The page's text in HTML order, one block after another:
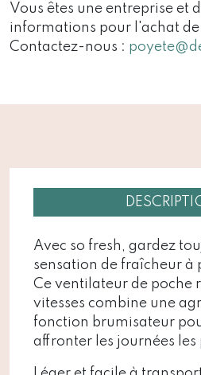
Vous êtes une entreprise et
informations pour l'achat
Contactez-nous :
Avec so fresh, gardez
sensation de fraîcheur à
Ce ventilateur de poche
vitesses combine une
fonction brumisateur
affronter les journées les